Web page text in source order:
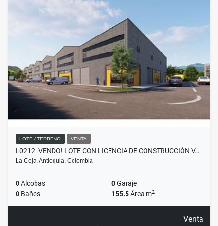
LOTE / TERRENO VENTA
L0212. VENDO! LOTE CON LICENCIA DE CONSTRUCCIÓN V…
La Ceja, Antioquia, Colombia
0Alcobas 0Garaje
0 Baños 155.5Área m2
Venta